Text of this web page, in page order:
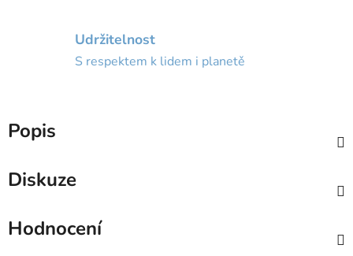
Udržitelnost
S respektem k lidem i planetě
Popis
Diskuze
Hodnocení